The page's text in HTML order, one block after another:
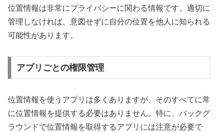
位置情報は非常にプライバシーに関わる情報です。適切に
管理しなければ、意図せずに自分の位置を他人に知られる
可能性があります。
アプリごとの権限管理
位置情報を使うアプリは多くありますが、そのすべてに常
に位置情報を提供する必要はありません。特に、バックグ
ラウンドで位置情報を取得するアプリには注意が必要で